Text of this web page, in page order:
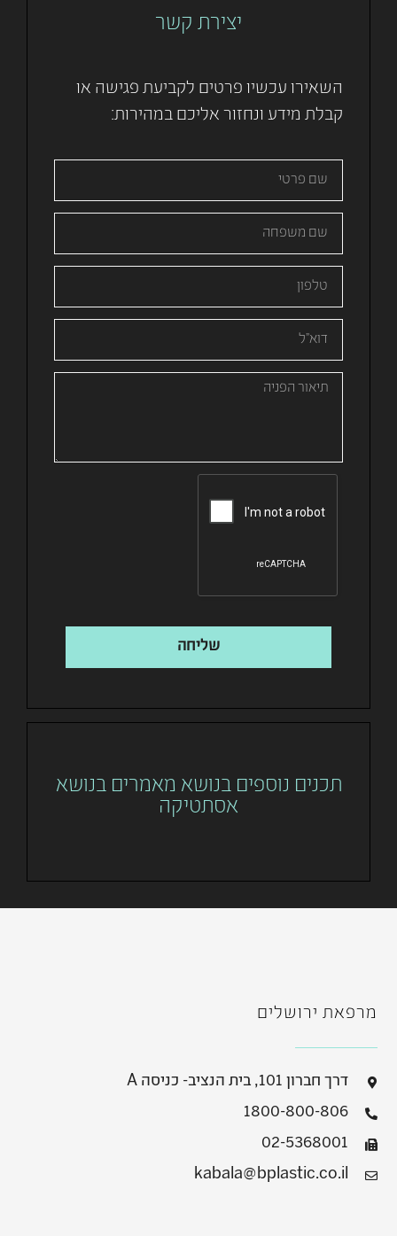
יצירת קשר
השאירו עכשיו פרטים לקביעת פגישה או
קבלת מידע ונחזור אליכם במהירות:
שליחה
תכנים נוספים בנושא מאמרים בנושא
אסתטיקה
מרפאת ירושלים
דרך חברון 101, בית הנציב- כניסה A
1800-800-806
02-5368001
kabala@bplastic.co.il